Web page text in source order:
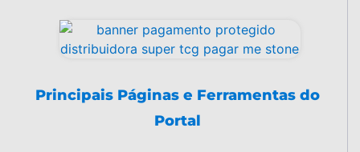
Principais Páginas e Ferramentas do
Portal